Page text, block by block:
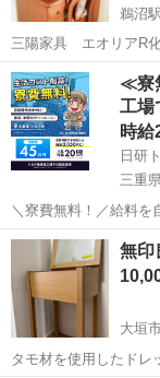
鵜沼駅
三陽家具 エオリアR化粧台 素材…ナラ 色…ステラ色 鏡
面鏡 サイズ 化粧台 幅78✕高さ166✕奥行き45(cm) 三面鏡を広げた
岐阜 各務原市
≪寮
工場
時給
日研
三重
＼寮費無料！／給料を
社特典最大20万円！｜
くほど時給UP☆ トヨタ車の製造（組立・加工など） トヨタ車体各工
場でのミニバン・
三重 いなべ市
無印
大垣
タモ材を使用したドレッサー